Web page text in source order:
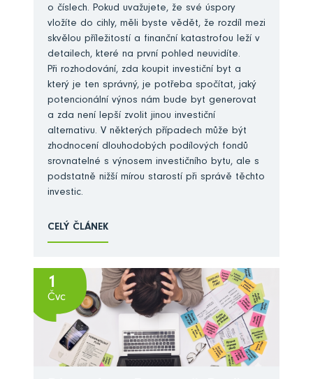
o číslech. Pokud uvažujete, že své úspory
vložíte do cihly, měli byste vědět, že rozdíl mezi
skvělou příležitostí a finanční katastrofou leží v
detailech, které na první pohled neuvidíte.
Při rozhodování, zda koupit investiční byt a
který je ten správný, je potřeba spočítat, jaký
potencionální výnos nám bude byt generovat
a zda není lepší zvolit jinou investiční
alternativu. V některých případech může být
zhodnocení dlouhodobých podílových fondů
srovnatelné s výnosem investičního bytu, ale s
podstatně nižší mírou starostí při správě těchto
investic.
CELÝ ČLÁNEK
1
Čvc